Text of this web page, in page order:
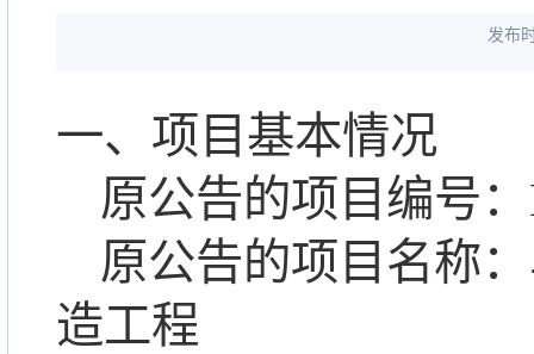
发布
一、项目基本情况
原公告的项目编号：
原公告的项目名称：
造工程